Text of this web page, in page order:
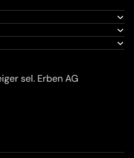
sel. Erben AG